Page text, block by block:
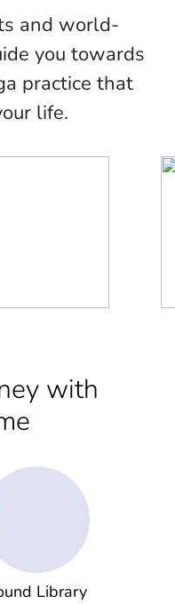
and world-
you towards
practice that
life.
with
Library